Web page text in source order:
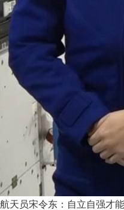
航天员宋令东：自立自强才